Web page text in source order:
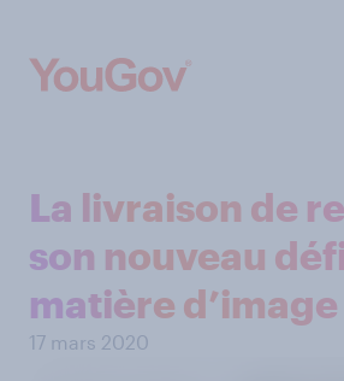
La livraison de
son nouveau
matière d’image
17 mars 2020